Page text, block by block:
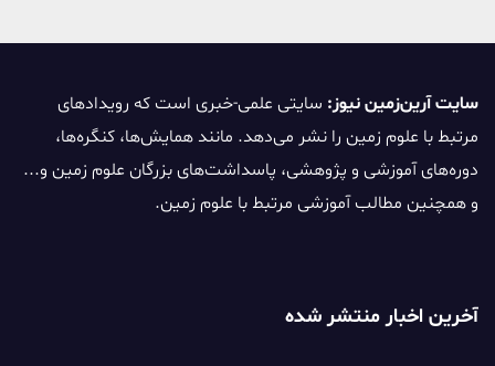
سایت آرین‌زمین نیوز: سایتی علمی-خبری است که رویدادهای
مرتبط با علوم زمین را نشر می‌دهد. مانند همایش‌ها، کنگره‌ها،
دوره‌های آموزشی و پژوهشی، پاسداشت‌های بزرگان علوم زمین و...
و همچنین مطالب آموزشی مرتبط با علوم زمین.
آخرین اخبار منتشر شده